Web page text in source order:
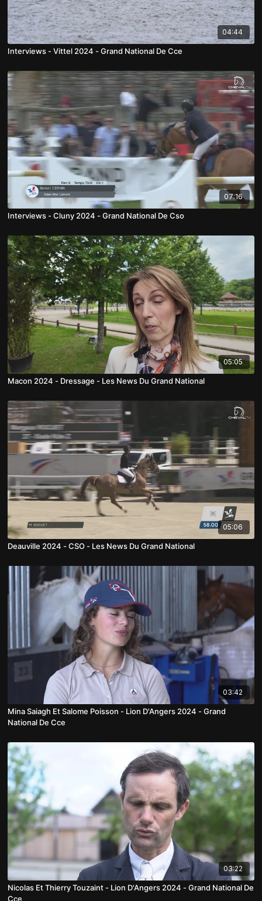
04:44
Interviews - Vittel 2024 - Grand National De Cce
07:16
Interviews - Cluny 2024 - Grand National De Cso
05:05
Macon 2024 - Dressage - Les News Du Grand National
05:06
Deauville 2024 - CSO - Les News Du Grand National
03:42
Mina Saiagh Et Salome Poisson - Lion D'Angers 2024 - Grand
National De Cce
03:22
Nicolas Et Thierry Touzaint - Lion D'Angers 2024 - Grand National De
Cce